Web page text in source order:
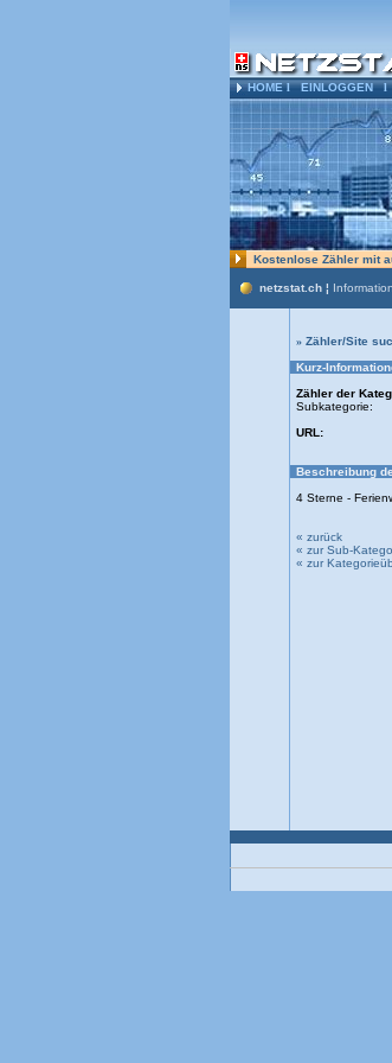
HOME l EINLOGGEN l
Kostenlose Zähler mit
netzstat.ch ¦
» Zähler/Site
Kurz-
Zähler der
Subkategorie:
URL:
Beschreibung
4 Sterne -
« zurück
« zur Sub-
« zur